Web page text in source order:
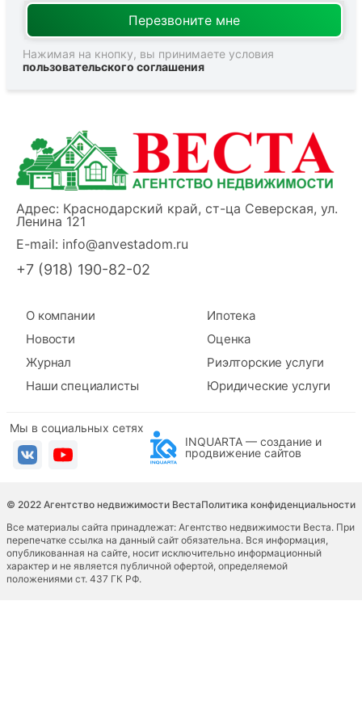
Нажимая на кнопку, вы принимаете условия
пользовательского соглашения
Адрес: Краснодарский край, ст-ца Северская, ул.
Ленина 121
E-mail: info@anvestadom.ru
+7 (918) 190-82-02
О компании
Новости
Журнал
Наши специалисты
Ипотека
Оценка
Риэлторские услуги
Юридические услуги
Мы в социальных сетях
INQUARTA — создание и
продвижение сайтов
© 2022 Агентство недвижимости ВестаПолитика конфиденциальности
Все материалы сайта принадлежат: Агентство недвижимости Веста. При
перепечатке ссылка на данный сайт обязательна. Вся информация,
опубликованная на сайте, носит исключительно информационный
характер и не является публичной офертой, определяемой
положениями ст. 437 ГК РФ.